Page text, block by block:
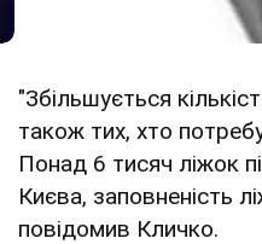
"Збільшується
також тих, хто
Понад 6 тисяч ліжок
Києва, заповненість
повідомив Кличко.